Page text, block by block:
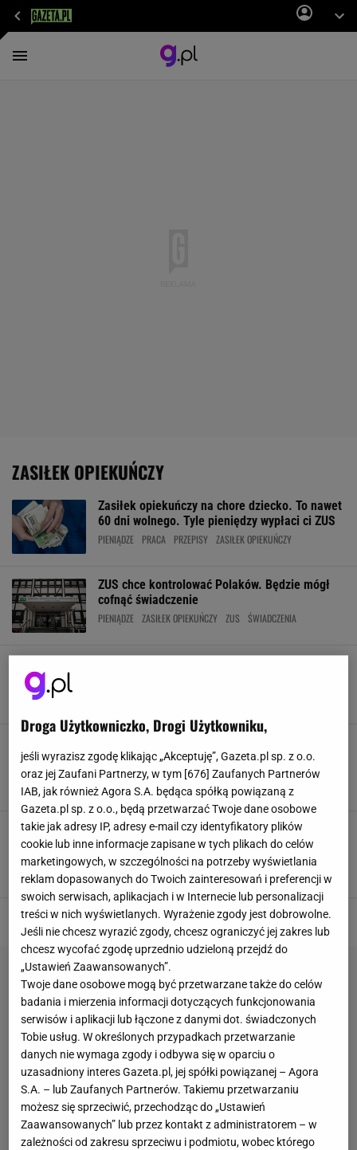
ZASIŁEK OPIEKUŃCZY
Zasiłek opiekuńczy na chore dziecko. To nawet
60 dni wolnego. Tyle pieniędzy wypłaci ci ZUS
PIENIĄDZE PRACA PRZEPISY ZASIŁEK OPIEKUŃCZY
ZUS chce kontrolować Polaków. Będzie mógł
cofnąć świadczenie
PIENIĄDZE ZASIŁEK OPIEKUŃCZY ZUS ŚWIADCZENIA
przez gminę. Czy można je łączyć? O tym
trzeba pamiętać
NIEPEŁNOSPRAWNI OPIEKA PIENIĄDZE ZASIŁEK OPIEKUŃCZY
Świadczenie pielęgnacyjne 2024. Ile wyniesie
dodatek? Nowe zasady to ważne zmiany dla
wielu osób
NIEPEŁNOSPRAWNI PIENIĄDZE PRZEPISY ZASIŁEK OPIEKUŃCZY
Droga Użytkowniczko, Drogi Użytkowniku,
jeśli wyrazisz zgodę klikając „Akceptuję”, Gazeta.pl sp. z o.o.
oraz jej Zaufani Partnerzy, w tym [676] Zaufanych Partnerów
IAB, jak również Agora S.A. będąca spółką powiązaną z
Gazeta.pl sp. z o.o., będą przetwarzać Twoje dane osobowe
takie jak adresy IP, adresy e-mail czy identyfikatory plików
cookie lub inne informacje zapisane w tych plikach do celów
marketingowych, w szczególności na potrzeby wyświetlania
reklam dopasowanych do Twoich zainteresowań i preferencji w
swoich serwisach, aplikacjach i w Internecie lub personalizacji
treści w nich wyświetlanych. Wyrażenie zgody jest dobrowolne.
Jeśli nie chcesz wyrazić zgody, chcesz ograniczyć jej zakres lub
chcesz wycofać zgodę uprzednio udzieloną przejdź do
„Ustawień Zaawansowanych”.
Twoje dane osobowe mogą być przetwarzane także do celów
badania i mierzenia informacji dotyczących funkcjonowania
serwisów i aplikacji lub łączone z danymi dot. świadczonych
Tobie usług. W określonych przypadkach przetwarzanie
danych nie wymaga zgody i odbywa się w oparciu o
uzasadniony interes Gazeta.pl, jej spółki powiązanej – Agora
S.A. – lub Zaufanych Partnerów. Takiemu przetwarzaniu
możesz się sprzeciwić, przechodząc do „Ustawień
Zaawansowanych” lub przez kontakt z administratorem – w
zależności od zakresu sprzeciwu i podmiotu, wobec którego